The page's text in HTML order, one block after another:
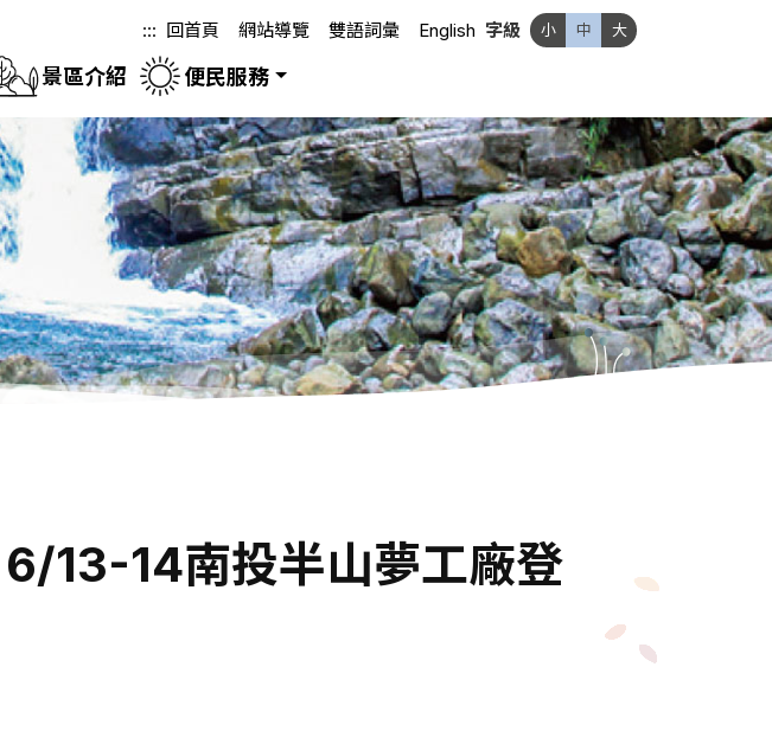
::: 回首頁 網站導覽 雙語詞彙 English 字級 小 中 大
景區介紹 便民服務
13-14南投半山夢工廠登